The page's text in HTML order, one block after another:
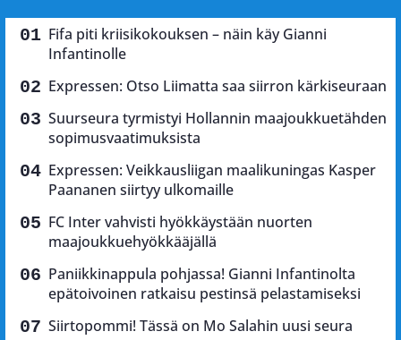
Fifa piti kriisikokouksen – näin käy Gianni
Infantinolle
Expressen: Otso Liimatta saa siirron kärkiseuraan
Suurseura tyrmistyi Hollannin maajoukkuetähden
sopimusvaatimuksista
Expressen: Veikkausliigan maalikuningas Kasper
Paananen siirtyy ulkomaille
FC Inter vahvisti hyökkäystään nuorten
maajoukkuehyökkääjällä
Paniikkinappula pohjassa! Gianni Infantinolta
epätoivoinen ratkaisu pestinsä pelastamiseksi
Siirtopommi! Tässä on Mo Salahin uusi seura